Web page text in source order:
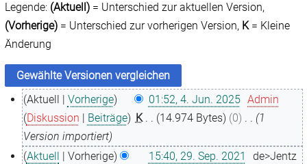
Legende: (Aktuell) = Unterschied zur aktuellen Version,
(Vorherige) = Unterschied zur vorherigen Version, K= Kleine
Änderung
J
Aktuell Vorherige 01:52, 4. Jun. 2025 Admin
Diskussion
Beiträge K 14.974 Bytes 0
1
Version importiert
Aktuell Vorherige 15:40, 29. Sep. 2021
de>Jentz